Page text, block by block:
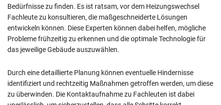
Bedürfnisse zu finden. Es ist ratsam, vor dem Heizungswechsel
Fachleute zu konsultieren, die maßgeschneiderte Lösungen
entwickeln können. Diese Experten können dabei helfen, mögliche
Probleme frühzeitig zu erkennen und die optimale Technologie für
das jeweilige Gebäude auszuwählen.
Durch eine detaillierte Planung können eventuelle Hindernisse
identifiziert und rechtzeitig Maßnahmen getroffen werden, um diese
zu überwinden. Die Kontaktaufnahme zu Fachleuten ist dabei